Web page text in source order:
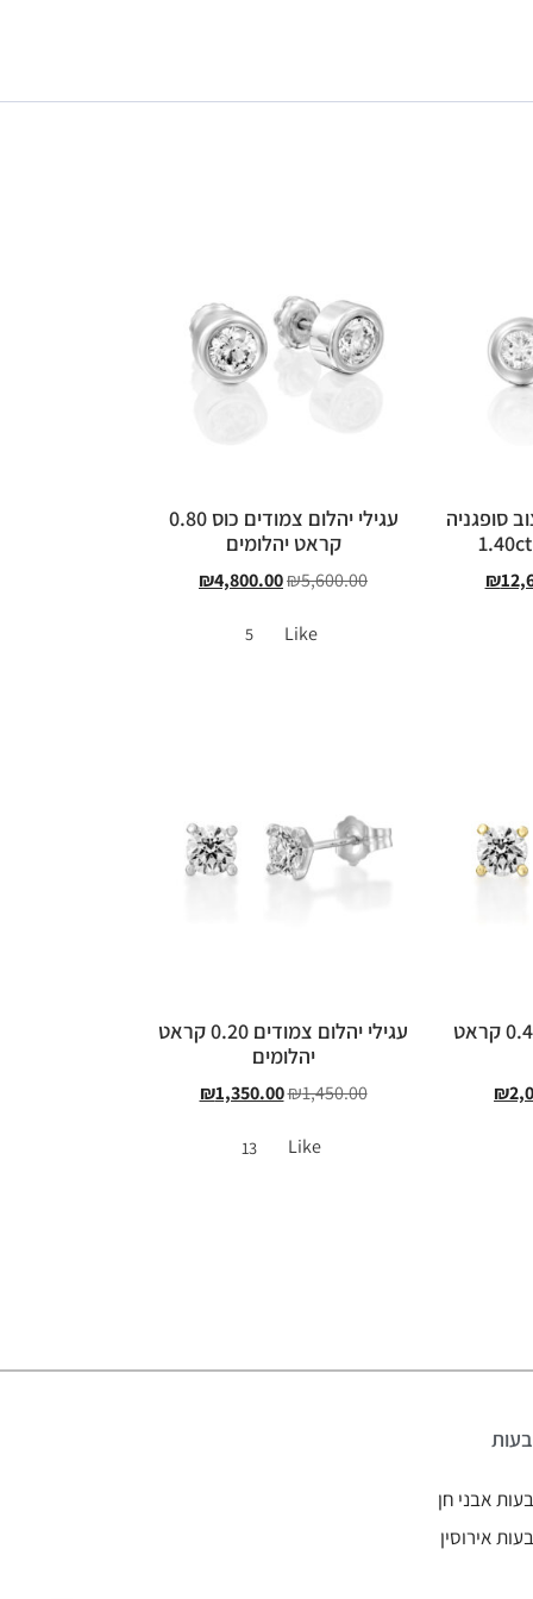
סופגניה
₪
עגילי יהלום צמודים כוס 0.80
קראט יהלומים
₪5,600.00
₪4,800.00
Like
5
עגילי יהלום צמודים 0.40 קראט
₪
עגילי יהלום צמודים 0.20 קראט
יהלומים
₪1,450.00
₪1,350.00
Like
13
אבני חן
אירוסין